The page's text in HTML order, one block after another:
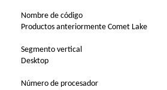
Nombre de código
Productos anteriormente Comet Lake
Segmento vertical
Desktop
Número de procesador